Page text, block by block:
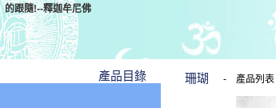
的跟隨!--釋迦牟尼佛
產品目錄 珊瑚 - 產品列表